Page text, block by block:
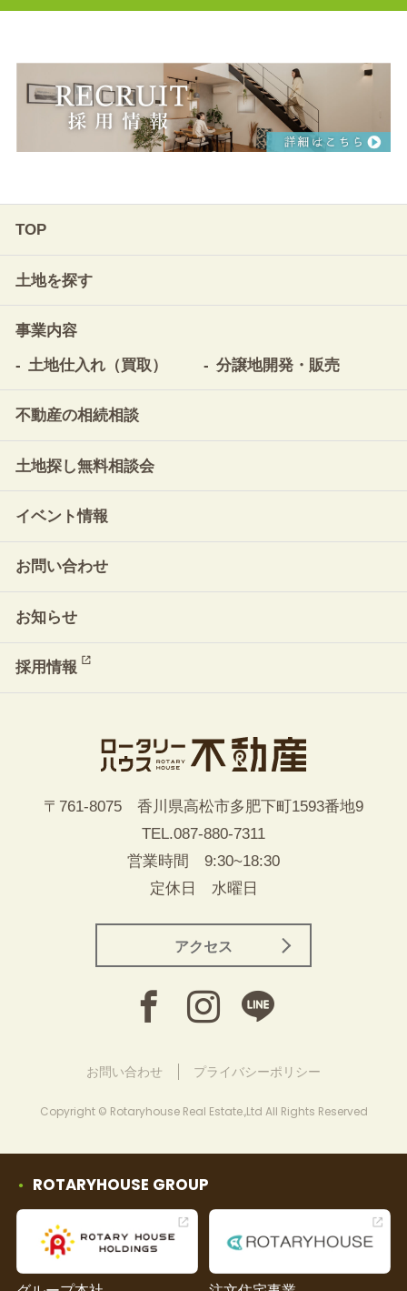
TOP
土地を探す
事業内容
土地仕入れ（買取）
分譲地開発・販売
不動産の相続相談
土地探し無料相談会
イベント情報
お問い合わせ
お知らせ
採用情報
〒761-8075 香川県高松市多肥下町1593番地9
TEL.087-880-7311
営業時間 9:30~18:30
定休日 水曜日
アクセス
お問い合わせ プライバシーポリシー
Copyright © Rotaryhouse Real Estate.,Ltd All Rights Reserved
ROTARYHOUSE GROUP